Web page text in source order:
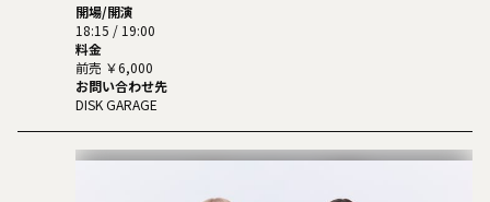
開場/開演
18:15 / 19:00
料金
前売 ￥6,000
お問い合わせ先
DISK GARAGE